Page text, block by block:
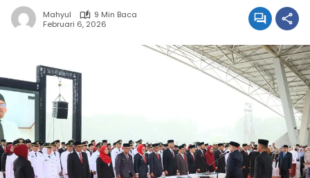
Mahyul
9 Min Baca
Februari 6, 2026